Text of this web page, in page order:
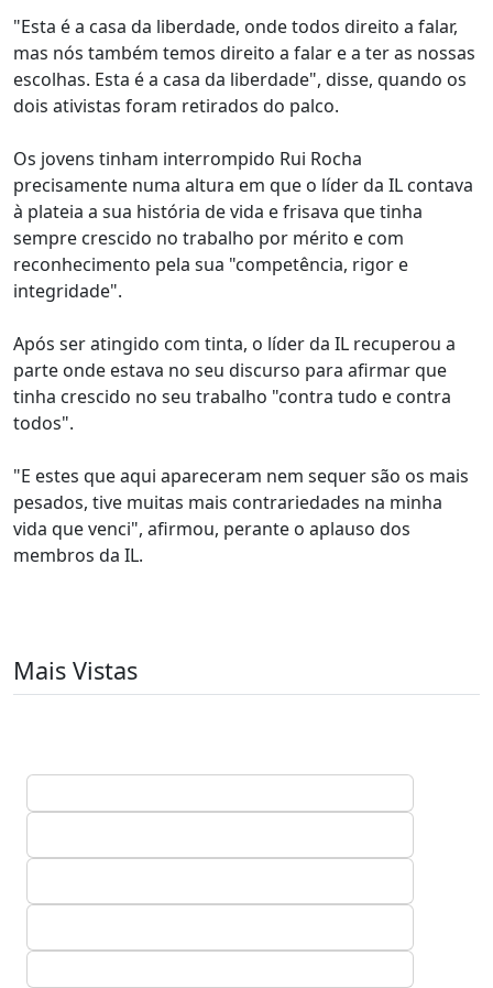
"Esta é a casa da liberdade, onde todos direito a falar,
mas nós também temos direito a falar e a ter as nossas
escolhas. Esta é a casa da liberdade", disse, quando os
dois ativistas foram retirados do palco.
Os jovens tinham interrompido Rui Rocha
precisamente numa altura em que o líder da IL contava
à plateia a sua história de vida e frisava que tinha
sempre crescido no trabalho por mérito e com
reconhecimento pela sua "competência, rigor e
integridade".
Após ser atingido com tinta, o líder da IL recuperou a
parte onde estava no seu discurso para afirmar que
tinha crescido no seu trabalho "contra tudo e contra
todos".
"E estes que aqui apareceram nem sequer são os mais
pesados, tive muitas mais contrariedades na minha
vida que venci", afirmou, perante o aplauso dos
membros da IL.
Mais Vistas